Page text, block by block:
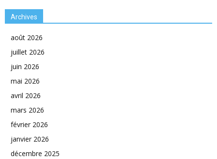
Archives
août 2026
juillet 2026
juin 2026
mai 2026
avril 2026
mars 2026
février 2026
janvier 2026
décembre 2025